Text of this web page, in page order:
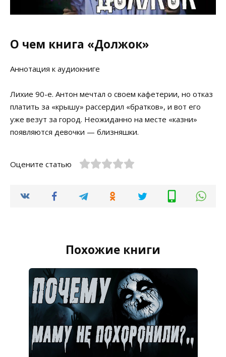
О чем книга «Должок»
Аннотация к аудиокниге
Лихие 90-е. Антон мечтал о своем кафетерии, но отказ
платить за «крышу» рассердил «братков», и вот его
уже везут за город. Неожиданно на месте «казни»
появляются девочки — близняшки.
Оцените статью
Похожие книги